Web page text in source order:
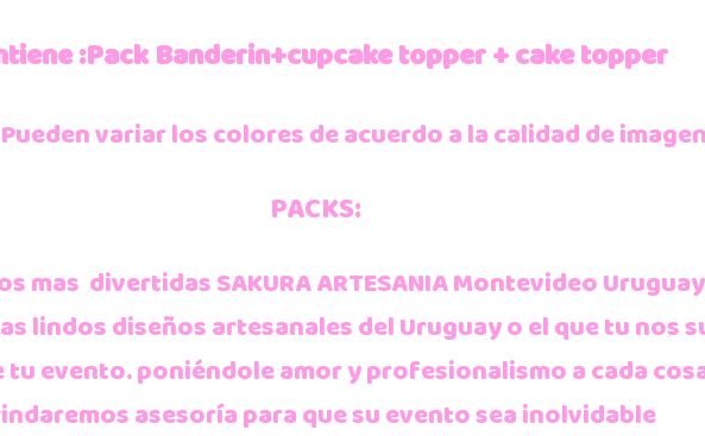
:Pack Banderin+cupcake topper + cake topper
Pueden variar los colores de acuerdo a la calidad de
PACKS:
mas divertidas SAKURA ARTESANIA Montevideo
lindos diseños artesanales del Uruguay o el que tu nos
tu evento. poniéndole amor y profesionalismo a cada
asesoría para que su evento sea inolvidable